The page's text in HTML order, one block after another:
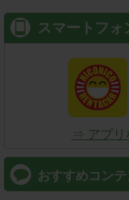
スマートフォ
⇒ アプリ
おすすめコンテ